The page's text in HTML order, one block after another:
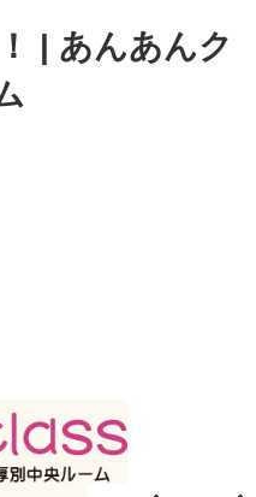
| あんあんク